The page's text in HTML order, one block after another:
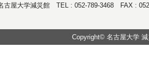
古屋大学減災館 TEL : 052-789-3468 FAX :
Copyright© 名古屋大学